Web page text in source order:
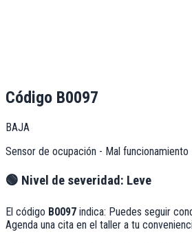
Código B0097
BAJA
Sensor de ocupación - Mal funcionamiento
🟢 Nivel de severidad: Leve
El código B0097 indica: Puedes seguir
Agenda una cita en el taller a tu